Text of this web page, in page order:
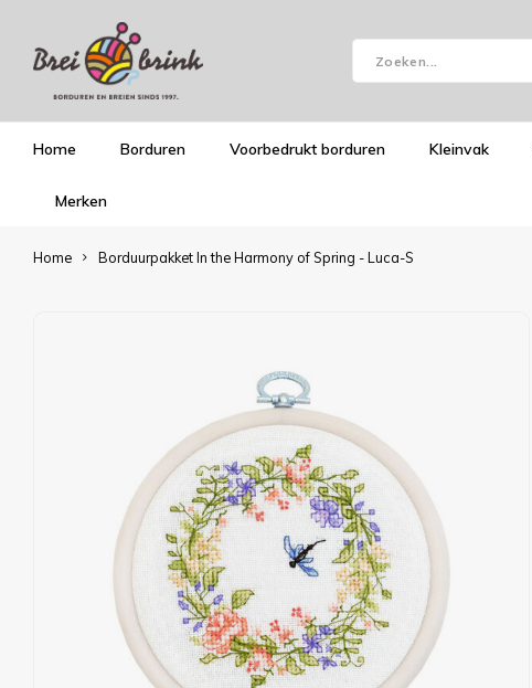
Home Borduren Voorbedrukt borduren Kleinvak
Merken
Home Borduurpakket In the Harmony of Spring - Luca-S